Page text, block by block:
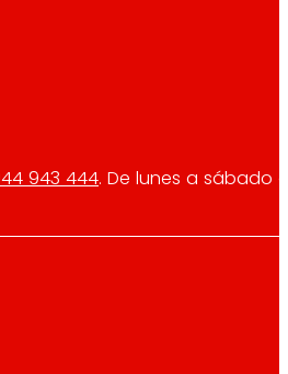
943 444. De lunes a sábado